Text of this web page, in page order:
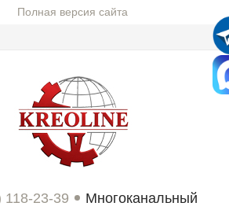
Полная версия сайта
118-23-39 Многоканальный